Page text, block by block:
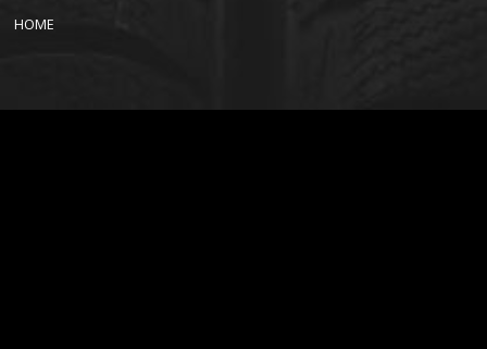
HOME